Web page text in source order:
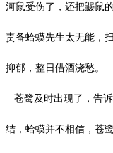
河鼠受伤了，还把鼹鼠
责备蛤蟆先生太无能，
抑郁，整日借酒浇愁。
苍鹭及时出现了，告
结，蛤蟆并不相信，苍